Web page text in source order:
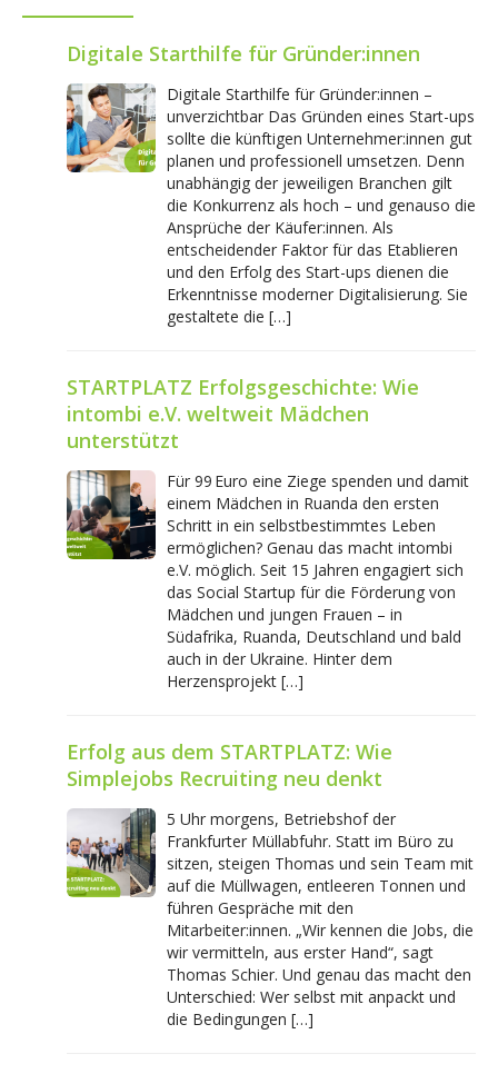
Digitale Starthilfe für Gründer:innen
Digitale Starthilfe für Gründer:innen –
unverzichtbar Das Gründen eines Start-ups
sollte die künftigen Unternehmer:innen gut
planen und professionell umsetzen. Denn
unabhängig der jeweiligen Branchen gilt
die Konkurrenz als hoch – und genauso die
Ansprüche der Käufer:innen. Als
entscheidender Faktor für das Etablieren
und den Erfolg des Start-ups dienen die
Erkenntnisse moderner Digitalisierung. Sie
gestaltete die […]
STARTPLATZ Erfolgsgeschichte: Wie
intombi e.V. weltweit Mädchen
unterstützt
Für 99 Euro eine Ziege spenden und damit
einem Mädchen in Ruanda den ersten
Schritt in ein selbstbestimmtes Leben
ermöglichen? Genau das macht intombi
e.V. möglich. Seit 15 Jahren engagiert sich
das Social Startup für die Förderung von
Mädchen und jungen Frauen – in
Südafrika, Ruanda, Deutschland und bald
auch in der Ukraine. Hinter dem
Herzensprojekt […]
Erfolg aus dem STARTPLATZ: Wie
Simplejobs Recruiting neu denkt
5 Uhr morgens, Betriebshof der
Frankfurter Müllabfuhr. Statt im Büro zu
sitzen, steigen Thomas und sein Team mit
auf die Müllwagen, entleeren Tonnen und
führen Gespräche mit den
Mitarbeiter:innen. „Wir kennen die Jobs, die
wir vermitteln, aus erster Hand“, sagt
Thomas Schier. Und genau das macht den
Unterschied: Wer selbst mit anpackt und
die Bedingungen […]